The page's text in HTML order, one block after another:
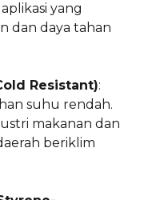
yang
dan daya tahan
Resistant):
suhu rendah.
makanan dan
beriklim